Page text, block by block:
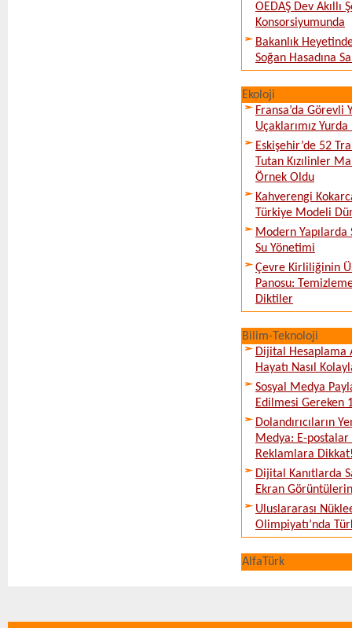
OEDAŞ Dev Akıllı
Konsorsiyumunda
Bakanlık
Soğan Hasadına
Ekoloji
Fransa’da Görevli
Uçaklarımız
Eskişehir’de 52
Tutan Kızılinler
Örnek Oldu
Kahverengi
Türkiye Modeli
Modern Yapılarda
Su Yönetimi
Çevre Kirliliğinin
Panosu:
Diktiler
Bilim-Teknoloji
Dijital Hesaplama
Hayatı Nasıl
Sosyal Medya
Edilmesi Gereken
Dolandırıcıların
Medya: E-postalar
Reklamlara
Dijital Kanıtlarda
Ekran
Uluslararası
Olimpiyatı’nda
AlfaTürk